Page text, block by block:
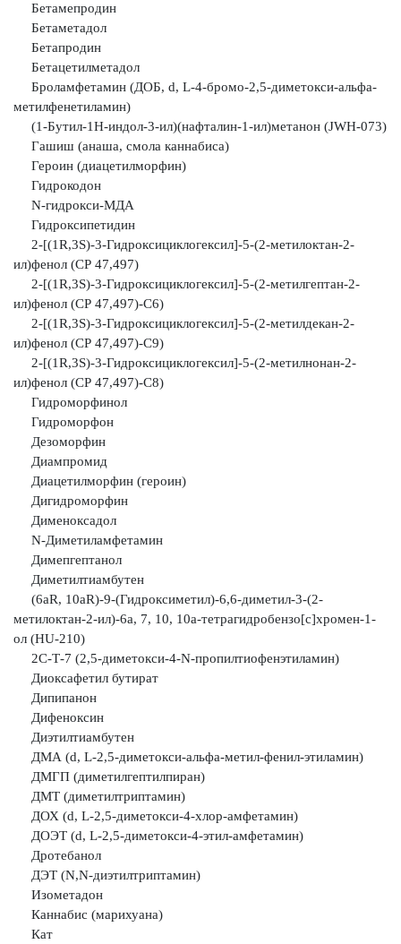
Бетамепродин
Бетаметадол
Бетапродин
Бетацетилметадол
Броламфетамин (ДОБ, d, L-4-бромо-2,5-диметокси-альфа-
метилфенетиламин)
(1-Бутил-1H-индол-3-ил)(нафталин-1-ил)метанон (JWH-073)
Гашиш (анаша, смола каннабиса)
Героин (диацетилморфин)
Гидрокодон
N-гидрокси-МДА
Гидроксипетидин
2-[(1R,3S)-3-Гидроксициклогексил]-5-(2-метилоктан-2-
ил)фенол (СР 47,497)
2-[(1R,3S)-3-Гидроксициклогексил]-5-(2-метилгептан-2-
ил)фенол (СР 47,497)-С6)
2-[(1R,3S)-3-Гидроксициклогексил]-5-(2-метилдекан-2-
ил)фенол (СР 47,497)-С9)
2-[(1R,3S)-3-Гидроксициклогексил]-5-(2-метилнонан-2-
ил)фенол (СР 47,497)-С8)
Гидроморфинол
Гидроморфон
Дезоморфин
Диампромид
Диацетилморфин (героин)
Дигидроморфин
Дименоксадол
N-Диметиламфетамин
Димепгептанол
Диметилтиамбутен
(6аR, 10аR)-9-(Гидроксиметил)-6,6-диметил-3-(2-
метилоктан-2-ил)-6а, 7, 10, 10а-тетрагидробензо[с]хромен-1-
ол (HU-210)
2С-Т-7 (2,5-диметокси-4-N-пропилтиофенэтиламин)
Диоксафетил бутират
Дипипанон
Дифеноксин
Диэтилтиамбутен
ДМА (d, L-2,5-диметокси-альфа-метил-фенил-этиламин)
ДМГП (диметилгептилпиран)
ДМТ (диметилтриптамин)
ДОХ (d, L-2,5-диметокси-4-хлор-амфетамин)
ДОЭТ (d, L-2,5-диметокси-4-этил-амфетамин)
Дротебанол
ДЭТ (N,N-диэтилтриптамин)
Изометадон
Каннабис (марихуана)
Кат